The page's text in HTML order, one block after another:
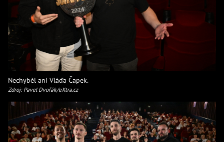
Nechyběl ani Vláďa Čapek.
Zdroj: Pavel Dvořák/eXtra.cz